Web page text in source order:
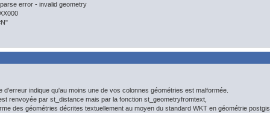
error - invalid geometry
d'erreur indique qu'au moins une de vos colonnes géométries est malformée.
renvoyée par st_distance mais par la fonction st_geometryfromtext,
des géométries décrites textuellement au moyen du standard WKT en géométrie postgis,